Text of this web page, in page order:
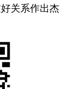
关系作出杰